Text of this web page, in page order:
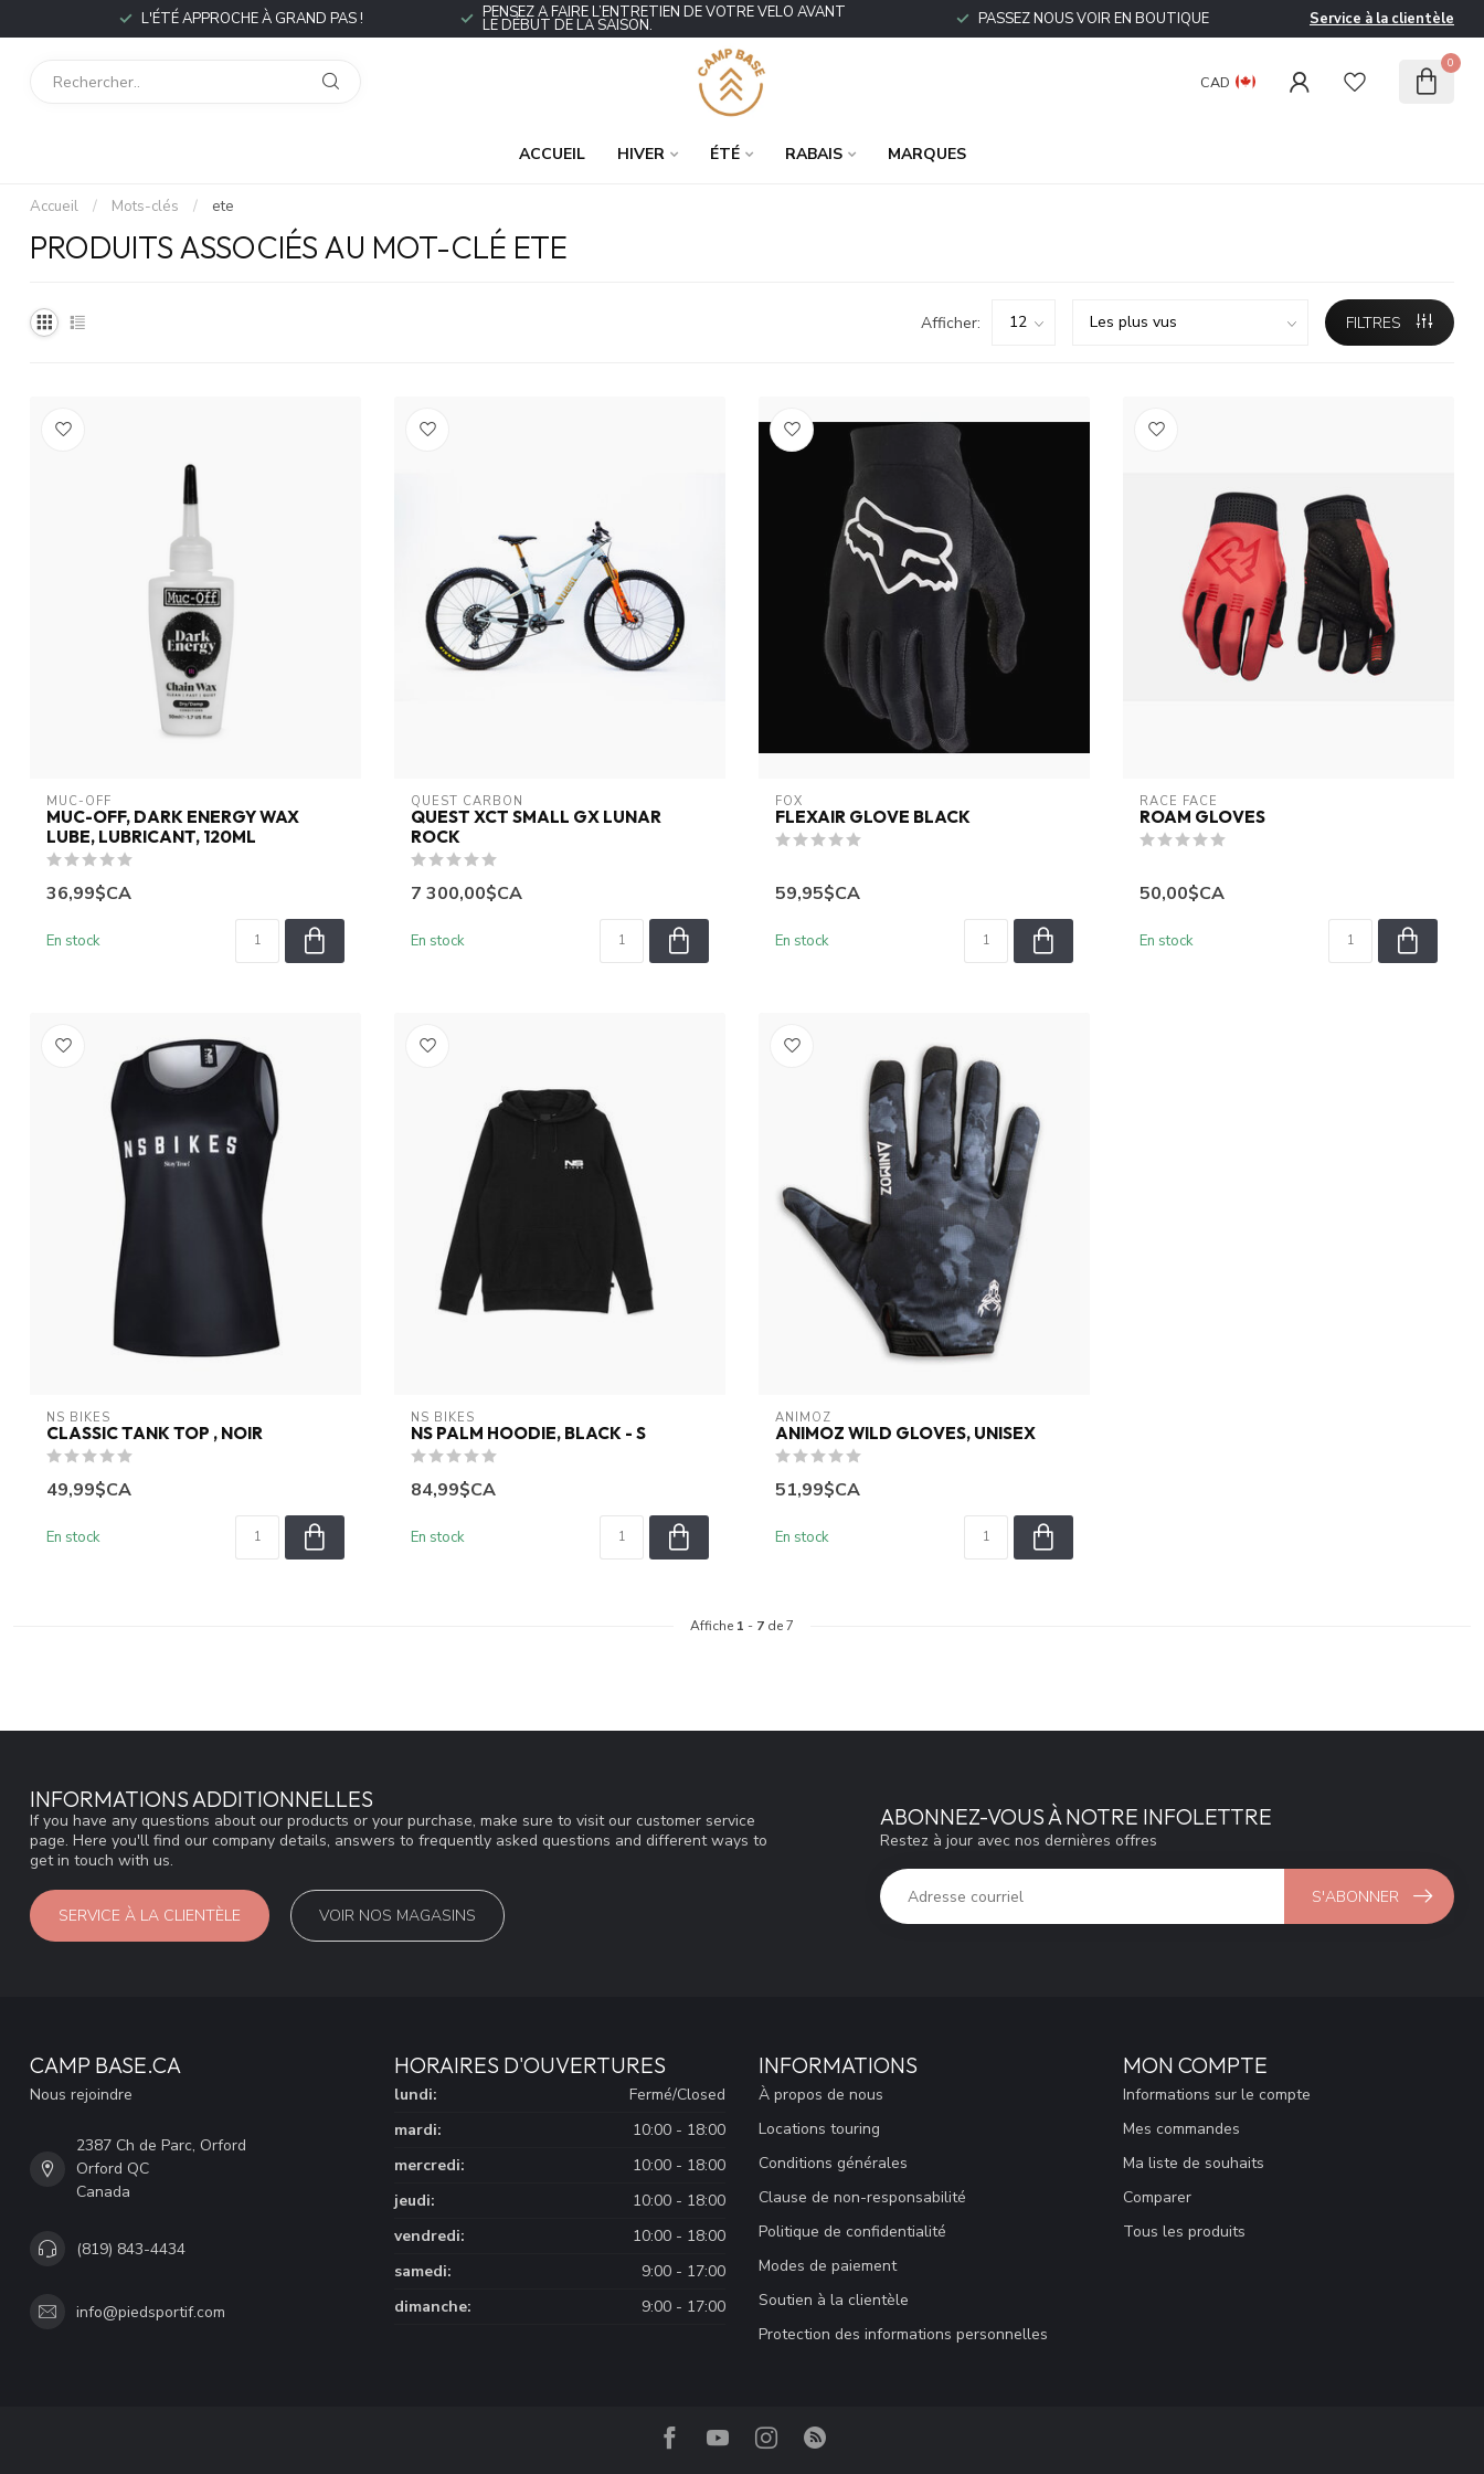
L'ÉTÉ APPROCHE À GRAND PAS ! PENSEZ À FAIRE L’ENTRETIEN DE VOTRE VÉLO AVANT
LE DÉBUT DE LA SAISON. PASSEZ NOUS VOIR EN BOUTIQUE Service à la clientèle
CAD
0
ACCUEIL HIVER ÉTÉ RABAIS MARQUES
Accueil / Mots-clés / ete
PRODUITS ASSOCIÉS AU MOT-CLÉ ETE
Afficher: FILTRES
MUC-OFF
MUC-OFF, DARK ENERGY WAX
LUBE, LUBRICANT, 120ML
36,99$CA
En stock
QUEST CARBON
QUEST XCT SMALL GX LUNAR
ROCK
7 300,00$CA
En stock
FOX
FLEXAIR GLOVE BLACK
59,95$CA
En stock
RACE FACE
ROAM GLOVES
50,00$CA
En stock
NS BIKES
CLASSIC TANK TOP , NOIR
49,99$CA
En stock
NS BIKES
NS PALM HOODIE, BLACK - S
84,99$CA
En stock
ANIMOZ
ANIMOZ WILD GLOVES, UNISEX
51,99$CA
En stock
Affiche 1 - 7 de 7
INFORMATIONS ADDITIONNELLES
If you have any questions about our products or your purchase, make sure to visit our customer service
page. Here you'll find our company details, answers to frequently asked questions and different ways to
get in touch with us.
SERVICE À LA CLIENTÈLE VOIR NOS MAGASINS
ABONNEZ-VOUS À NOTRE INFOLETTRE
Restez à jour avec nos dernières offres
S'ABONNER
CAMP BASE.CA
Nous rejoindre
2387 Ch de Parc, Orford
Orford QC
Canada
(819) 843-4434
info@piedsportif.com
HORAIRES D'OUVERTURES
lundi:
Fermé/Closed
mardi:
10:00 - 18:00
mercredi:
10:00 - 18:00
jeudi:
10:00 - 18:00
vendredi:
10:00 - 18:00
samedi:
9:00 - 17:00
dimanche:
9:00 - 17:00
INFORMATIONS
À propos de nous
Locations touring
Conditions générales
Clause de non-responsabilité
Politique de confidentialité
Modes de paiement
Soutien à la clientèle
Protection des informations personnelles
MON COMPTE
Informations sur le compte
Mes commandes
Ma liste de souhaits
Comparer
Tous les produits